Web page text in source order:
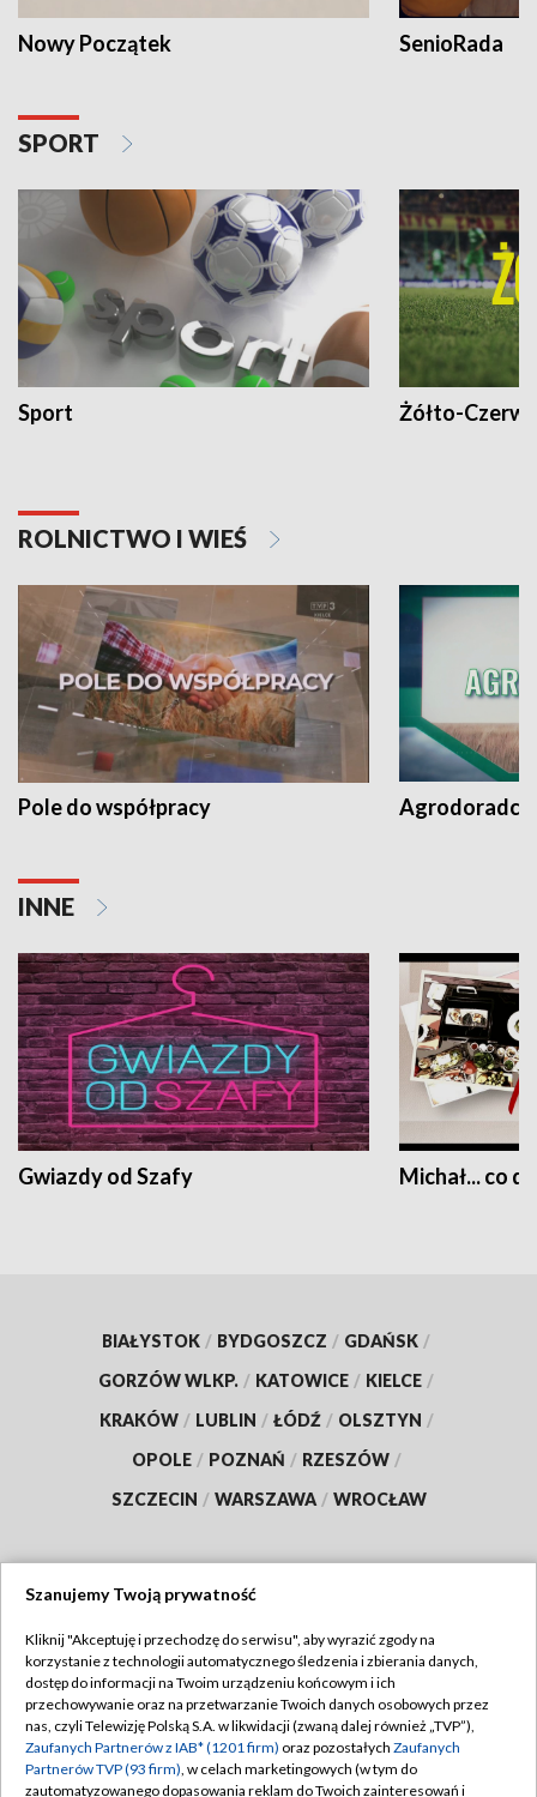
Nowy Początek SenioRada
SPORT
Sport Żółto-
ROLNICTWO I WIEŚ
Pole do współpracy Agrodoradcy
INNE
Gwiazdy od Szafy Michał... co
BIAŁYSTOK / BYDGOSZCZ / GDAŃSK /
GORZÓW WLKP. / KATOWICE / KIELCE /
KRAKÓW / LUBLIN / ŁÓDŹ / OLSZTYN /
OPOLE / POZNAŃ / RZESZÓW /
SZCZECIN / WARSZAWA / WROCŁAW
TVP
Abonament TVP
Emisja w TVP
Centrum informacji TVP
Regulamin TVP
Polityka prywatności
Moje zgody
Szanujemy Twoją prywatność
Kliknij "Akceptuję i przechodzę do serwisu", aby wyrazić zgody na
korzystanie z technologii automatycznego śledzenia i zbierania danych,
dostęp do informacji na Twoim urządzeniu końcowym i ich
przechowywanie oraz na przetwarzanie Twoich danych osobowych przez
nas, czyli Telewizję Polską S.A. w likwidacji (zwaną dalej również „TVP”),
Zaufanych Partnerów z IAB* (1201 firm) oraz pozostałych Zaufanych
Partnerów TVP (93 firm), w celach marketingowych (w tym do
zautomatyzowanego dopasowania reklam do Twoich zainteresowań i